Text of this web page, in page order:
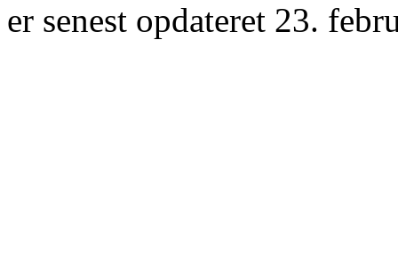
er senest opdateret 23.